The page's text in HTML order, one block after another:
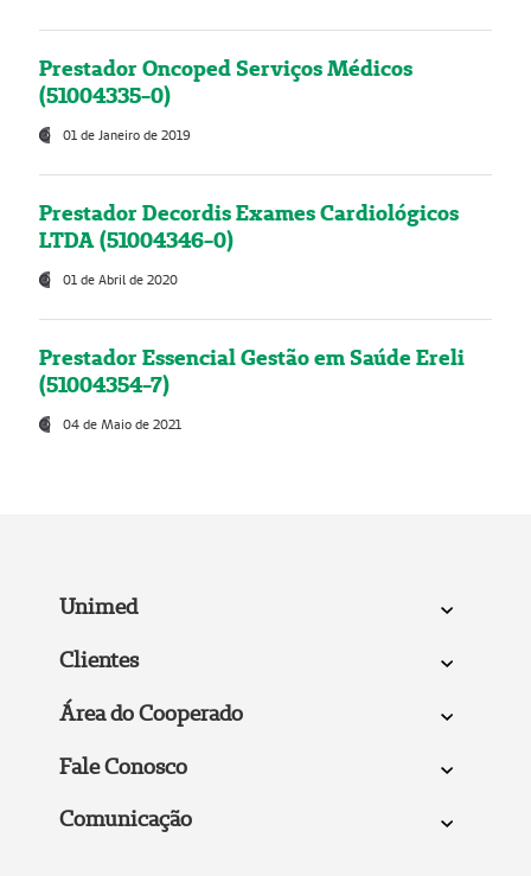
Prestador Oncoped Serviços Médicos
(51004335-0)
01 de Janeiro de 2019
Prestador Decordis Exames Cardiológicos
LTDA (51004346-0)
01 de Abril de 2020
Prestador Essencial Gestão em Saúde Ereli
(51004354-7)
04 de Maio de 2021
Unimed
Clientes
Área do Cooperado
Fale Conosco
Comunicação